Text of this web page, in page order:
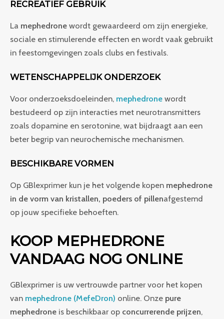
RECREATIEF GEBRUIK
La mephedrone wordt gewaardeerd om zijn energieke,
sociale en stimulerende effecten en wordt vaak gebruikt
in feestomgevingen zoals clubs en festivals.
WETENSCHAPPELIJK ONDERZOEK
Voor onderzoeksdoeleinden, mephedrone wordt
bestudeerd op zijn interacties met neurotransmitters
zoals dopamine en serotonine, wat bijdraagt aan een
beter begrip van neurochemische mechanismen.
BESCHIKBARE VORMEN
Op GBlexprimer kun je het volgende kopen mephedrone
in de vorm van kristallen, poeders of pillenafgestemd
op jouw specifieke behoeften.
KOOP MEPHEDRONE
VANDAAG NOG ONLINE
GBlexprimer is uw vertrouwde partner voor het kopen
van mephedrone (MefeDron) online. Onze pure
mephedrone is beschikbaar op concurrerende prijzen,